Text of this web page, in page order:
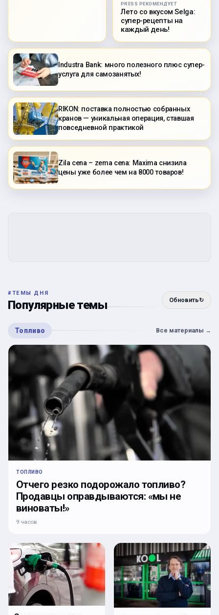
PRESS РЕКОМЕНДУЕТ
Лето со вкусом Selga:
супер-рецепты на
каждый день!
Industra Bank: много полезного плюс супер-
услуга для самозанятых!
RIKON: поставка полностью собранных
кранов — уникальная операция, ставшая
повседневной практикой
Zila cena – zema cena: Maxima снизила
цены уже более чем на 8000 товаров!
#ТЕМЫ ДНЯ
Популярные темы Обновить↻
Топливо Все материалы →
ТОПЛИВО
Отчего резко подорожало топливо?
Продавцы оправдываются: «мы не
виноваты!»
9 часов